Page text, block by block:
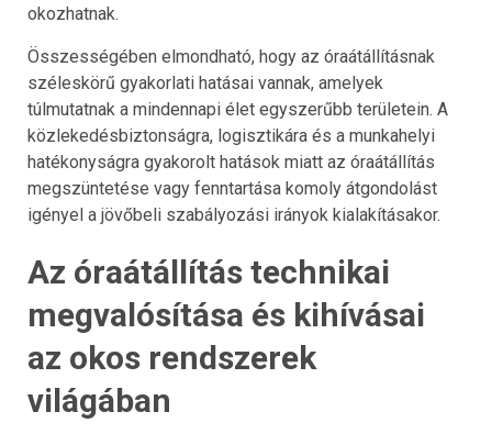
okozhatnak.
Összességében elmondható, hogy az óraátállításnak
széleskörű gyakorlati hatásai vannak, amelyek
túlmutatnak a mindennapi élet egyszerűbb területein. A
közlekedésbiztonságra, logisztikára és a munkahelyi
hatékonyságra gyakorolt hatások miatt az óraátállítás
megszüntetése vagy fenntartása komoly átgondolást
igényel a jövőbeli szabályozási irányok kialakításakor.
Az óraátállítás technikai
megvalósítása és kihívásai
az okos rendszerek
világában